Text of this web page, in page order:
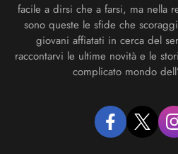
facile a dirsi che a farsi, ma nella
sono queste le sfide che
giovani affiatati in cerca del
raccontarvi le ultime novità e le
complicato mondo
facebooktwitter